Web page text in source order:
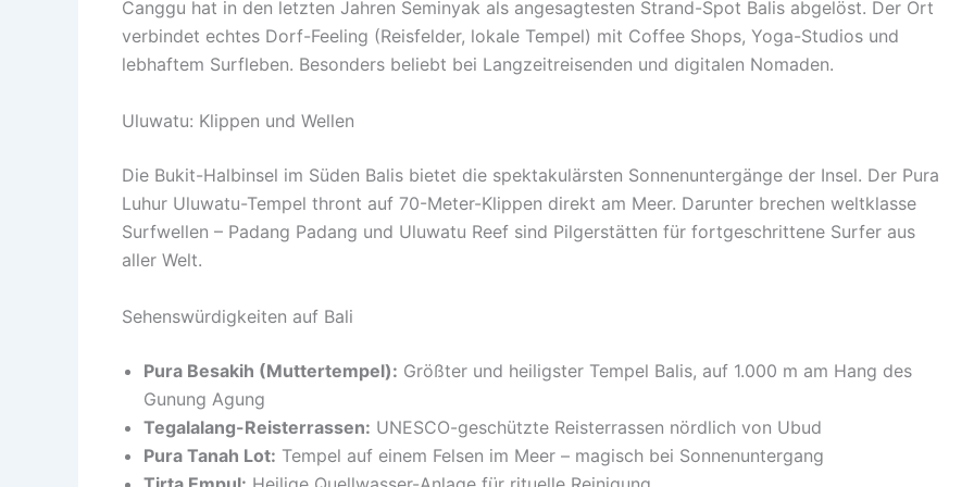
Canggu hat in den letzten Jahren Seminyak als angesagtesten Strand-Spot Balis abgelöst. Der Ort
verbindet echtes Dorf-Feeling (Reisfelder, lokale Tempel) mit Coffee Shops, Yoga-Studios und
lebhaftem Surfleben. Besonders beliebt bei Langzeitreisenden und digitalen Nomaden.
Uluwatu: Klippen und Wellen
Die Bukit-Halbinsel im Süden Balis bietet die spektakulärsten Sonnenuntergänge der Insel. Der Pura
Luhur Uluwatu-Tempel thront auf 70-Meter-Klippen direkt am Meer. Darunter brechen weltklasse
Surfwellen – Padang Padang und Uluwatu Reef sind Pilgerstätten für fortgeschrittene Surfer aus
aller Welt.
Sehenswürdigkeiten auf Bali
Pura Besakih (Muttertempel): Größter und heiligster Tempel Balis, auf 1.000 m am Hang des
Gunung Agung
Tegalalang-Reisterrassen: UNESCO-geschützte Reisterrassen nördlich von Ubud
Pura Tanah Lot: Tempel auf einem Felsen im Meer – magisch bei Sonnenuntergang